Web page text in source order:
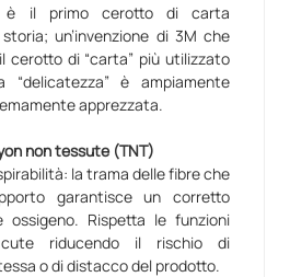
è il primo cerotto di carta
un’invenzione di 3M che
cerotto di “carta” più utilizzato
è ampiamente
apprezzata.
non tessute (TNT)
la trama delle fibre che
garantisce un corretto
ossigeno. Rispetta le funzioni
riducendo il rischio di
o di distacco del prodotto.